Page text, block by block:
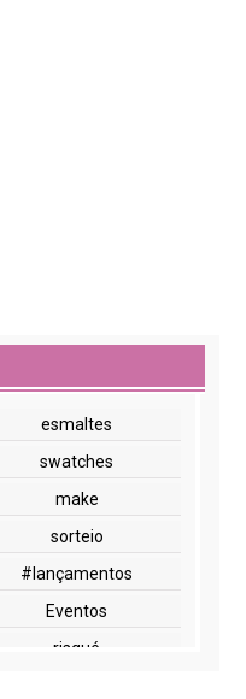
esmaltes
swatches
make
sorteio
#lançamentos
Eventos
risqué